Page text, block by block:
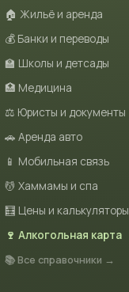
🏠 Жильё и аренда
💰 Банки и переводы
🏫 Школы и детсады
🏥 Медицина
⚖️ Юристы и документы
🚗 Аренда авто
📱 Мобильная связь
💆 Хаммамы и спа
🧮 Цены и калькуляторы
🍷 Алкогольная карта
📚 Все справочники →